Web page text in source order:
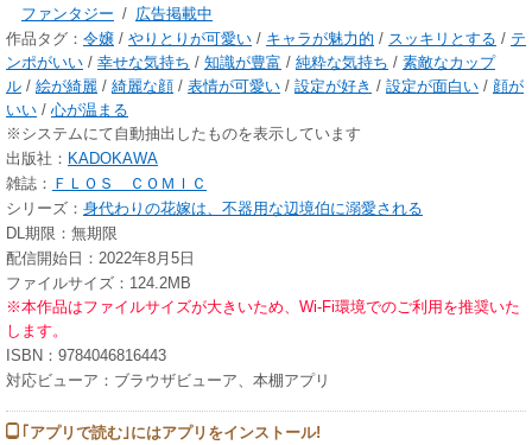
ファンタジー / 広告掲載中
作品タグ： 令嬢 / やりとりが可愛い / キャラが魅力的 / スッキリとする / テ
ンポがいい / 幸せな気持ち / 知識が豊富 / 純粋な気持ち / 素敵なカップ
ル / 絵が綺麗 / 綺麗な顔 / 表情が可愛い / 設定が好き / 設定が面白い / 顔が
いい / 心が温まる
※システムにて自動抽出したものを表示しています
出版社： KADOKAWA
雑誌： ＦＬＯＳ ＣＯＭＩＣ
シリーズ： 身代わりの花嫁は、不器用な辺境伯に溺愛される
DL期限：無期限
配信開始日：2022年8月5日
ファイルサイズ：124.2MB
※本作品はファイルサイズが大きいため、Wi-Fi環境でのご利用を推奨いた
します。
ISBN：9784046816443
対応ビューア：ブラウザビューア、本棚アプリ
｢アプリで読む｣にはアプリをインストール!